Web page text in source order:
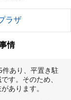
ラザ
情
あり、平置き駐
す。そのため、
あります。